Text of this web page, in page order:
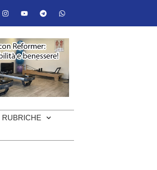
RUBRICHE